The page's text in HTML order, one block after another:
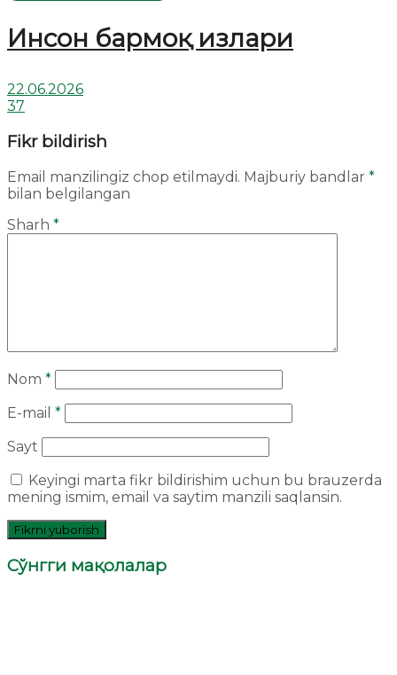
Инсон бармоқ излари
22.06.2026
37
Fikr bildirish
Email manzilingiz chop etilmaydi. Majburiy bandlar *
bilan belgilangan
Sharh *
Nom *
E-mail *
Sayt
Keyingi marta fikr bildirishim uchun bu brauzerda
mening ismim, email va saytim manzili saqlansin.
Сўнгги мақолалар